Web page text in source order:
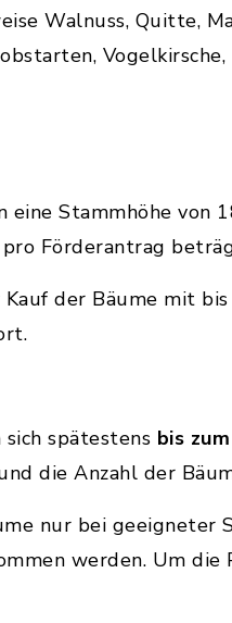
Walnuss, Quitte,
eine Stammhöhe von
Förderantrag
der Bäume mit
spätestens bis
die Anzahl der
nur bei geeigneter
werden. Um